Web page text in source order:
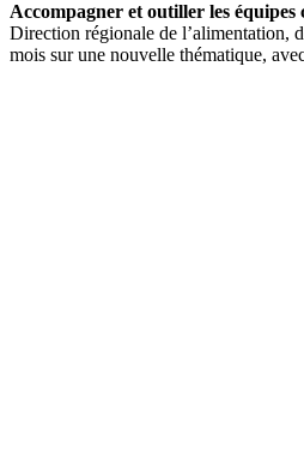
Accompagner et outiller les
Direction régionale de l’alimentation,
mois sur une nouvelle thématique,